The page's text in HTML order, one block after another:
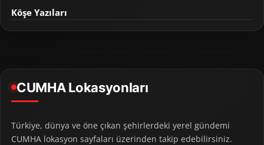
Köşe Yazıları
CUMHA Lokasyonları
Türkiye, dünya ve öne çıkan şehirlerdeki yerel gündemi
CUMHA lokasyon sayfaları üzerinden takip edebilirsiniz.